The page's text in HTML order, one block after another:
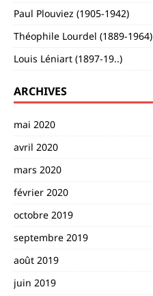
Paul Plouviez (1905-1942)
Théophile Lourdel (1889-1964)
Louis Léniart (1897-19..)
ARCHIVES
mai 2020
avril 2020
mars 2020
février 2020
octobre 2019
septembre 2019
août 2019
juin 2019